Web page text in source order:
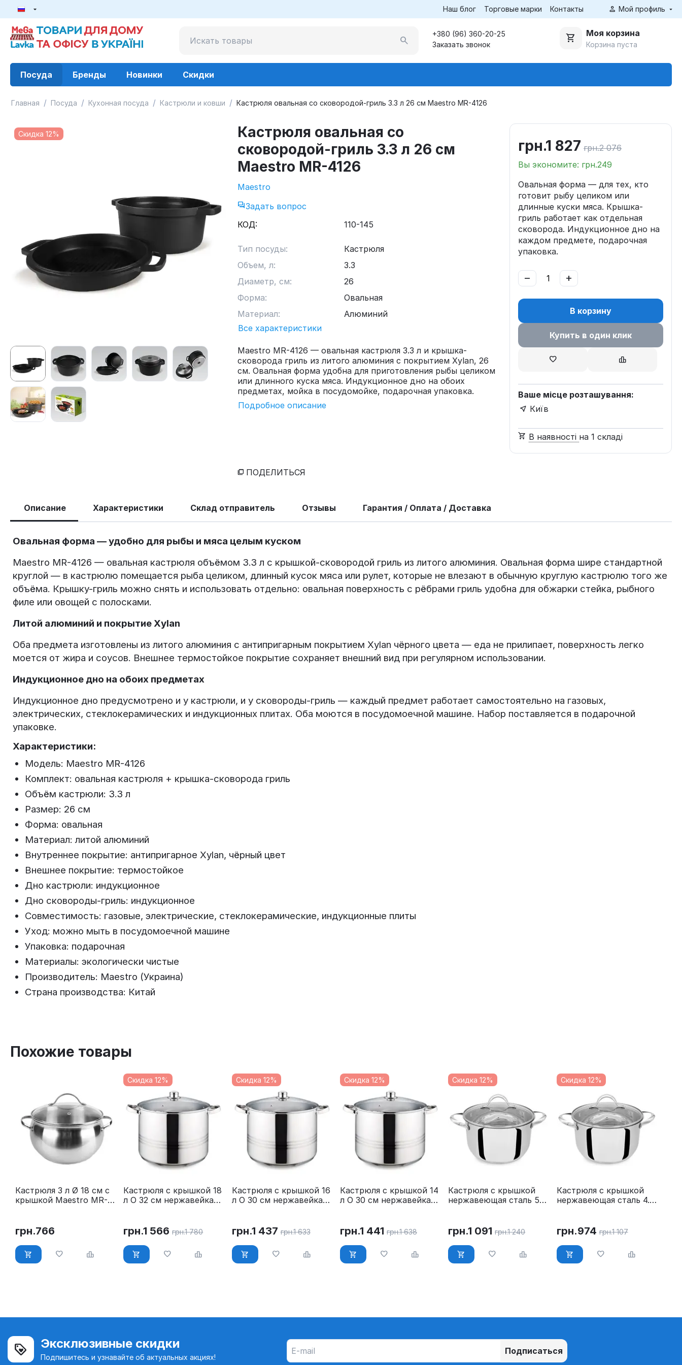
Наш блог Торговые марки Контакты Мой профиль
+380 (96) 360-20-25
Заказать звонок
Моя корзина
Корзина пуста
Посуда Бренды Новинки Скидки
Главная / Посуда / Кухонная посуда / Кастрюли и ковши / Кастрюля овальная со сковородой-гриль 3.3 л 26 см Maestro MR-4126
Скидка 12%
Кастрюля овальная со
сковородой-гриль 3.3 л 26 см
Maestro MR-4126
Maestro
Задать вопрос
КОД:
110-145
Тип посуды:
Кастрюля
Объем, л:
3.3
Диаметр, см:
26
Форма:
Овальная
Материал:
Алюминий
Все характеристики
Maestro MR-4126 — овальная кастрюля 3.3 л и крышка-
сковорода гриль из литого алюминия с покрытием Xylan, 26
см. Овальная форма удобна для приготовления рыбы целиком
или длинного куска мяса. Индукционное дно на обоих
предметах, мойка в посудомойке, подарочная упаковка.
Подробное описание
грн.1 827 грн.2 076
Вы экономите: грн.249
Овальная форма — для тех, кто
готовит рыбу целиком или
длинные куски мяса. Крышка-
гриль работает как отдельная
сковорода. Индукционное дно на
каждом предмете, подарочная
упаковка.
+
−
В корзину
Купить в один клик
Ваше місце розташування:
Київ
В наявності на 1 складі
ПОДЕЛИТЬСЯ
Описание Характеристики Склад отправитель Отзывы Гарантия / Оплата / Доставка
Овальная форма — удобно для рыбы и мяса целым куском
Maestro MR-4126 — овальная кастрюля объёмом 3.3 л с крышкой-сковородой гриль из литого алюминия. Овальная форма шире стандартной
круглой — в кастрюлю помещается рыба целиком, длинный кусок мяса или рулет, которые не влезают в обычную круглую кастрюлю того же
объёма. Крышку-гриль можно снять и использовать отдельно: овальная поверхность с рёбрами гриль удобна для обжарки стейка, рыбного
филе или овощей с полосками.
Литой алюминий и покрытие Xylan
Оба предмета изготовлены из литого алюминия с антипригарным покрытием Xylan чёрного цвета — еда не прилипает, поверхность легко
моется от жира и соусов. Внешнее термостойкое покрытие сохраняет внешний вид при регулярном использовании.
Индукционное дно на обоих предметах
Индукционное дно предусмотрено и у кастрюли, и у сковороды-гриль — каждый предмет работает самостоятельно на газовых,
электрических, стеклокерамических и индукционных плитах. Оба моются в посудомоечной машине. Набор поставляется в подарочной
упаковке.
Характеристики:
Модель: Maestro MR-4126
Комплект: овальная кастрюля + крышка-сковорода гриль
Объём кастрюли: 3.3 л
Размер: 26 см
Форма: овальная
Материал: литой алюминий
Внутреннее покрытие: антипригарное Xylan, чёрный цвет
Внешнее покрытие: термостойкое
Дно кастрюли: индукционное
Дно сковороды-гриль: индукционное
Совместимость: газовые, электрические, стеклокерамические, индукционные плиты
Уход: можно мыть в посудомоечной машине
Упаковка: подарочная
Материалы: экологически чистые
Производитель: Maestro (Украина)
Страна производства: Китай
Похожие товары
Кастрюля 3 л Ø 18 см с
крышкой Maestro MR-
грн.766
Скидка 12%
Кастрюля с крышкой 18
л O 32 см нержавейка
грн.1 566 грн.1 780
Скидка 12%
Кастрюля с крышкой 16
л O 30 см нержавейка
грн.1 437 грн.1 633
Скидка 12%
Кастрюля с крышкой 14
л O 30 см нержавейка
грн.1 441 грн.1 638
Скидка 12%
Кастрюля с крышкой
нержавеющая сталь 5.8
грн.1 091 грн.1 240
Скидка 12%
Кастрюля с крышкой
нержавеющая сталь 4.5
грн.974 грн.1 107
Эксклюзивные скидки
Подпишитесь и узнавайте об актуальных акциях!
Подписаться